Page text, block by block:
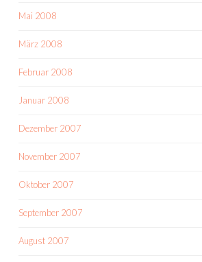
Mai 2008
März 2008
Februar 2008
Januar 2008
Dezember 2007
November 2007
Oktober 2007
September 2007
August 2007